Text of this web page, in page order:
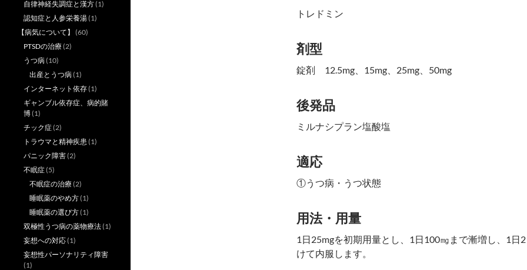
トレドミン
剤型
錠剤 12.5mg、15mg、25mg、50mg
後発品
ミルナシプラン塩酸塩
適応
①うつ病・うつ状態
用法・用量
1日25mgを初期用量とし、1日100㎎まで漸増し、1日
けて内服します。
自律神経失調症と漢方(1)
認知症と人参栄養湯(1)
【病気について】
(60)
PTSDの治療(2)
うつ病(10)
出産とうつ病(1)
インターネット依存(1)
ギャンブル依存症、病的賭
博(1)
チック症(2)
トラウマと精神疾患 (1)
パニック障害(2)
不眠症(5)
不眠症の治療(2)
睡眠薬のやめ方(1)
睡眠薬の選び方(1)
双極性うつ病の薬物療法(1)
妄想への対応(1)
妄想性パーソナリティ障害
(1)